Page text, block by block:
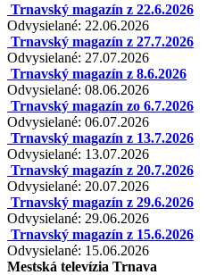
Trnavský magazín z 22.6.2026
Odvysielané: 22.06.2026
Trnavský magazín z 27.7.2026
Odvysielané: 27.07.2026
Trnavský magazín z 8.6.2026
Odvysielané: 08.06.2026
Trnavský magazín zo 6.7.2026
Odvysielané: 06.07.2026
Trnavský magazín z 13.7.2026
Odvysielané: 13.07.2026
Trnavský magazín z 20.7.2026
Odvysielané: 20.07.2026
Trnavský magazín z 29.6.2026
Odvysielané: 29.06.2026
Trnavský magazín z 15.6.2026
Odvysielané: 15.06.2026
Mestská televízia Trnava